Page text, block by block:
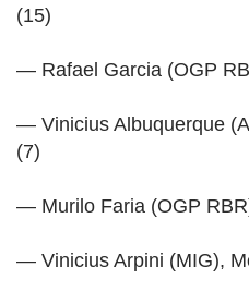
(15)
— Rafael Garcia (OGP
— Vinicius Albuquerque
(7)
— Murilo Faria (OGP
— Vinicius Arpini (MIG),